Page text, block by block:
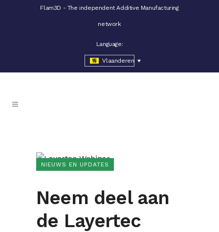
Flam3D - The independent Additive Manufacturing
network
Language:
Vlaanderen
NIEUWS EN UPDATES
Neem deel aan
de Layertec